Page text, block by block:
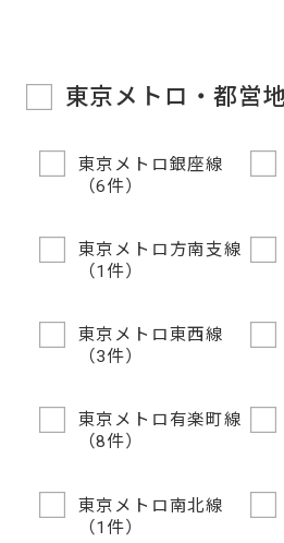
東京メトロ・都営
東京メトロ銀座線
（6件）
東京メトロ方南支線
（1件）
東京メトロ東西線
（3件）
東京メトロ有楽町線
（8件）
東京メトロ南北線
（1件）